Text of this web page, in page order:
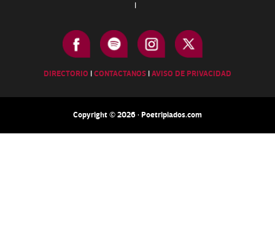
|
DIRECTORIO |CONTACTANOS |AVISO DE PRIVACIDAD
Copyright © 2026 · Poetripiados.com